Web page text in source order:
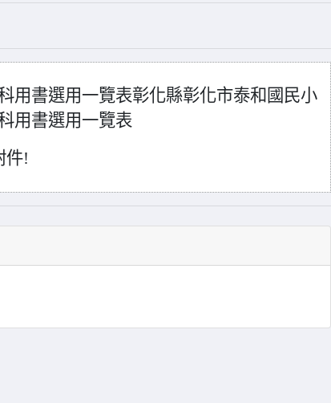
用書選用一覽表彰化縣彰化市泰和國民小
用書選用一覽表
件!